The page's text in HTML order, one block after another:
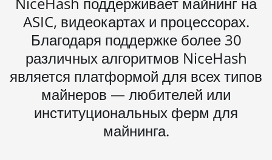
BITMAIN AntMiner
KS7
BITMAIN AntMiner
L11 (20Gh)
BITMAIN AntMiner
L11 Hyd. 2U (33Gh)
BITMAIN AntMiner
L11 Hyd. 6U (33Gh)
ASIC, видеокартах и процессорах.
Благодаря поддержке более 30
различных алгоритмов NiceHash
является платформой для всех типов
майнеров — любителей или
институциональных ферм для
майнинга.